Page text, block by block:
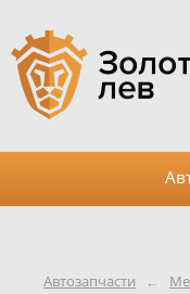
Автозапчасти ←